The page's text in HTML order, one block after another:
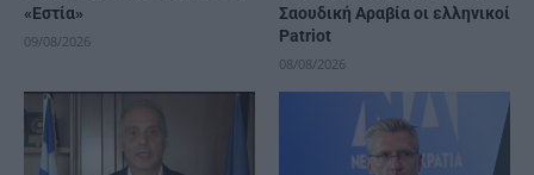
«Εστία»
09/08/2026
Σαουδική Αραβία οι ελληνικοί
Patriot
08/08/2026